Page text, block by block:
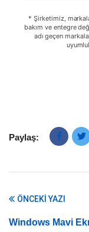
* Şirketimiz,
bakım ve entegre
adı geçen
Paylaş:
ÖNCEKI YAZI
Windows Mavi